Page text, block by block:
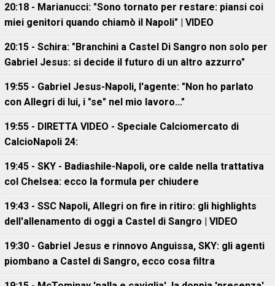
20:18 - Marianucci: "Sono tornato per restare: piansi coi
miei genitori quando chiamò il Napoli" | VIDEO
20:15 - Schira: "Branchini a Castel Di Sangro non solo per
Gabriel Jesus: si decide il futuro di un altro azzurro"
19:55 - Gabriel Jesus-Napoli, l'agente: "Non ho parlato
con Allegri di lui, i "se" nel mio lavoro..."
19:55 - DIRETTA VIDEO - Speciale Calciomercato di
CalcioNapoli 24:
19:45 - SKY - Badiashile-Napoli, ore calde nella trattativa
col Chelsea: ecco la formula per chiudere
19:43 - SSC Napoli, Allegri on fire in ritiro: gli highlights
dell'allenamento di oggi a Castel di Sangro | VIDEO
19:30 - Gabriel Jesus e rinnovo Anguissa, SKY: gli agenti
piombano a Castel di Sangro, ecco cosa filtra